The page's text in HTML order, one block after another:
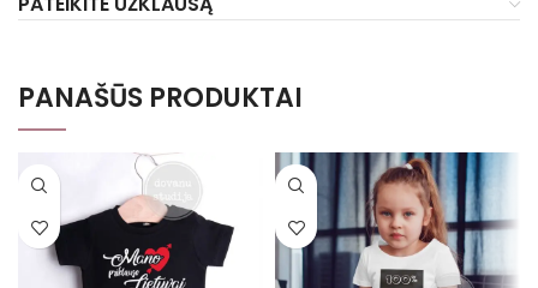
PANAŠŪS PRODUKTAI